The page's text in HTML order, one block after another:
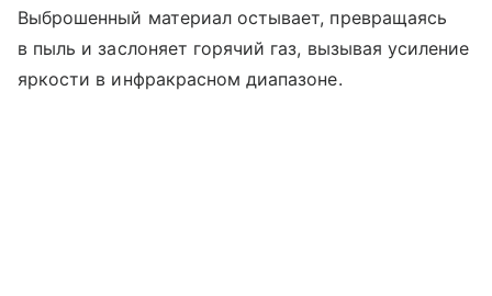
Выброшенный материал остывает, превращаясь
в пыль и заслоняет горячий газ, вызывая усиление
яркости в инфракрасном диапазоне.